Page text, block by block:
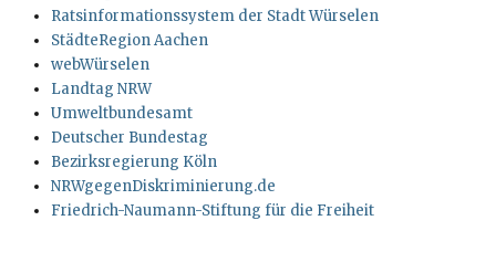
Ratsinformationssystem der Stadt Würselen
StädteRegion Aachen
webWürselen
Landtag NRW
Umweltbundesamt
Deutscher Bundestag
Bezirksregierung Köln
NRWgegenDiskriminierung.de
Friedrich-Naumann-Stiftung für die Freiheit